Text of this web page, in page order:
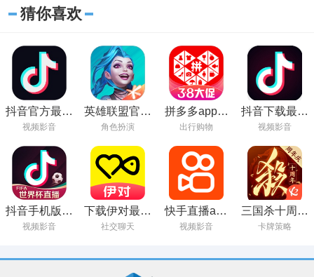
猜你喜欢
抖音官方最新
版下载
视频影音
英雄联盟官方
正版下载
角色扮演
拼多多app官
方正版下载
出行购物
抖音下载最新
版本2023安装
视频影音
抖音手机版在
线观看
视频影音
下载伊对最新
版本并安装
社交聊天
快手直播app
官方下载
视频影音
三国杀十周年
官方下载
卡牌策略